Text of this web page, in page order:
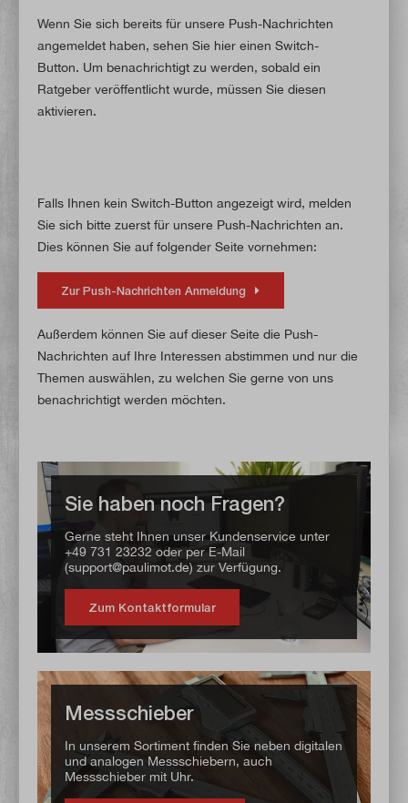
Wenn Sie sich bereits für unsere Push-Nachrichten
angemeldet haben, sehen Sie hier einen Switch-
Button. Um benachrichtigt zu werden, sobald ein
Ratgeber veröffentlicht wurde, müssen Sie diesen
aktivieren.
Falls Ihnen kein Switch-Button angezeigt wird, melden
Sie sich bitte zuerst für unsere Push-Nachrichten an.
Dies können Sie auf folgender Seite vornehmen:
Zur Push-Nachrichten Anmeldung
Außerdem können Sie auf dieser Seite die Push-
Nachrichten auf Ihre Interessen abstimmen und nur die
Themen auswählen, zu welchen Sie gerne von uns
benachrichtigt werden möchten.
Sie haben noch Fragen?
Gerne steht Ihnen unser Kundenservice unter
+49 731 23232 oder per E-Mail
(support@paulimot.de) zur Verfügung.
Zum Kontaktformular
Messschieber
In unserem Sortiment finden Sie neben digitalen
und analogen Messschiebern, auch
Messschieber mit Uhr.